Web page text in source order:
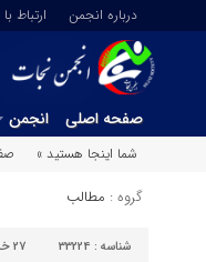
درباره انجمن ارتباط با
صفحه اصلی انجمن
شما اینجا هستید »
گروه : مطالب
شناسه : 33224 27 خرداد 1386